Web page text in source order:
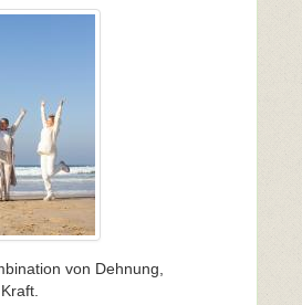
von Dehnung,